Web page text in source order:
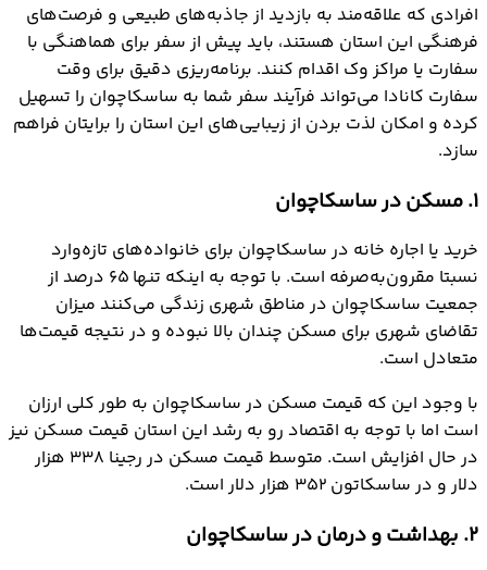
افرادی که علاقه‌مند به بازدید از جاذبه‌های طبیعی و فرصت‌های
فرهنگی این استان هستند، باید پیش از سفر برای هماهنگی با
سفارت یا مراکز وک اقدام کنند. برنامه‌ریزی دقیق برای وقت
سفارت کانادا می‌تواند فرآیند سفر شما به ساسکاچوان را تسهیل
کرده و امکان لذت بردن از زیبایی‌های این استان را برایتان فراهم
سازد.
1. مسکن در ساسکاچوان
خرید یا اجاره خانه در ساسکاچوان برای خانواده‌های تازه‌وارد
نسبتا مقرون‌به‌صرفه است. با توجه به اینکه تنها ۶۵ درصد از
جمعیت ساسکاچوان در مناطق شهری زندگی می‌کنند میزان
تقاضای شهری برای مسکن چندان بالا نبوده و در نتیجه قیمت‌ها
متعادل است.
با وجود این که قیمت مسکن در ساسکاچوان به طور کلی ارزان
است اما با توجه به اقتصاد رو به‌ رشد این استان قیمت مسکن نیز
در حال افزایش است. متوسط قیمت مسکن در رجینا ۳۳۸ هزار
دلار و در ساسکاتون ۳۵۲ هزار دلار است.
2. بهداشت و درمان در ساسکاچوان